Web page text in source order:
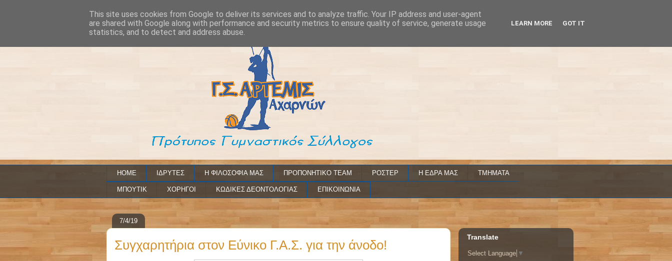
HOME ΙΔΡΥΤΕΣ Η ΦΙΛΟΣΟΦΙΑ ΜΑΣ ΠΡΟΠΟΝΗΤΙΚΟ TEAM ΡΟΣΤΕΡ Η ΕΔΡΑ ΜΑΣ ΤΜΗΜΑΤΑ
ΜΠΟΥΤΙΚ ΧΟΡΗΓΟΙ ΚΩΔΙΚΕΣ ΔΕΟΝΤΟΛΟΓΙΑΣ ΕΠΙΚΟΙΝΩΝΙΑ
7/4/19
Συγχαρητήρια στον Εύνικο Γ.Α.Σ. για την άνοδο!
Translate
Select Language ▼
This site uses cookies from Google to deliver its services and to analyze traffic. Your IP address and user-agent
are shared with Google along with performance and security metrics to ensure quality of service, generate usage
statistics, and to detect and address abuse.
LEARN MORE GOT IT